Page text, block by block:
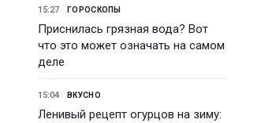
15:27 ГОРОСКОПЫ
Приснилась грязная вода? Вот
что это может означать на самом
деле
15:04 ВКУСНО
Ленивый рецепт огурцов на зиму: